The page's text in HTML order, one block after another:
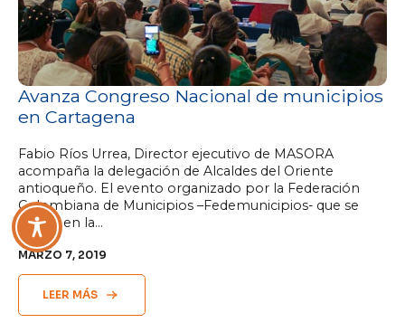
Avanza Congreso Nacional de municipios
en Cartagena
MARZO 7, 2019
Fabio Ríos Urrea, Director ejecutivo de MASORA
acompaña la delegación de Alcaldes del Oriente
antioqueño. El evento organizado por la Federación
Colombiana de Municipios –Fedemunicipios- que se
realiza en la…
LEER MÁS